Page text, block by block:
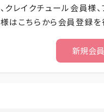
クレイクチュール会員様
はこちらから会員登録を